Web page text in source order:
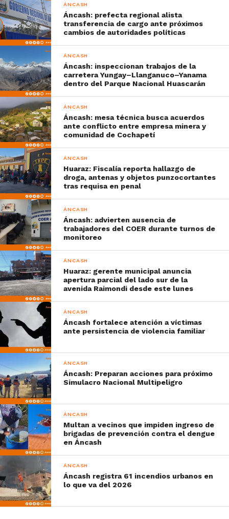
ÁNCASH
Áncash: prefecta regional alista
transferencia de cargo ante próximos
cambios de autoridades políticas
ÁNCASH
Áncash: inspeccionan trabajos de la
carretera Yungay–Llanganuco–Yanama
dentro del Parque Nacional Huascarán
ÁNCASH
Áncash: mesa técnica busca acuerdos
ante conflicto entre empresa minera y
comunidad de Cochapetí
ÁNCASH
Huaraz: Fiscalía reporta hallazgo de
droga, antenas y objetos punzocortantes
tras requisa en penal
ÁNCASH
Áncash: advierten ausencia de
trabajadores del COER durante turnos de
monitoreo
ÁNCASH
Huaraz: gerente municipal anuncia
apertura parcial del lado sur de la
avenida Raimondi desde este lunes
ÁNCASH
Áncash fortalece atención a víctimas
ante persistencia de violencia familiar
ÁNCASH
Áncash: Preparan acciones para próximo
Simulacro Nacional Multipeligro
ÁNCASH
Multan a vecinos que impiden ingreso de
brigadas de prevención contra el dengue
en Áncash
ÁNCASH
Áncash registra 61 incendios urbanos en
lo que va del 2026